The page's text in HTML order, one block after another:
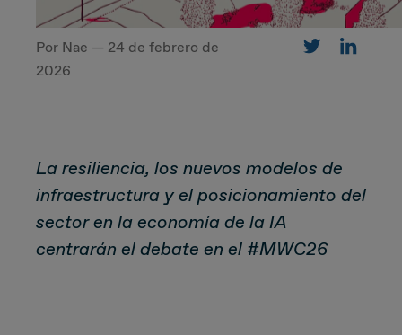
CUSTOMER
Marketing Strategy
Sales Strategy
Por Nae — 24 de febrero de
2026
La resiliencia, los nuevos modelos de
infraestructura y el posicionamiento del
sector en la economía de la IA
centrarán el debate en el #MWC26